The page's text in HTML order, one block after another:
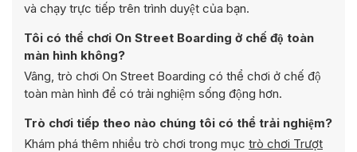
và chạy trực tiếp trên trình duyệt của bạn.
Tôi có thể chơi On Street Boarding ở chế độ toàn
màn hình không?
Vâng, trò chơi On Street Boarding có thể chơi ở chế độ
toàn màn hình để có trải nghiệm sống động hơn.
Trò chơi tiếp theo nào chúng tôi có thể trải nghiệm?
Khám phá thêm nhiều trò chơi trong mục trò chơi Trượt